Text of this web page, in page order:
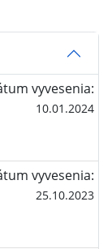
vyvesenia:
10.01.2024
vyvesenia:
25.10.2023